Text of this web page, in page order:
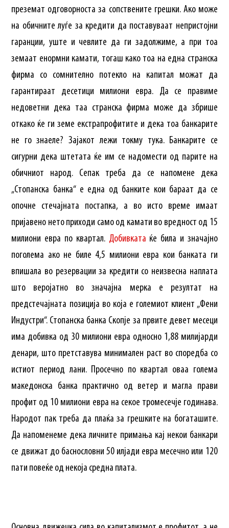
преземат одговорноста за сопствените грешки. Ако може
на обичните луѓе за кредити да поставуваат непристојни
гаранции, уште и чевлите да ги задолжиме, а при тоа
земаат енормни камати, тогаш како тоа на една странска
фирма со сомнително потекло на капитал можат да
гарантираат десетици милиони евра. Да се правиме
недоветни дека таа странска фирма може да збрише
откако ќе ги земе екстрапрофитите и дека тоа банкарите
не го знаеле? Зајакот лежи токму тука. Банкарите се
сигурни дека штетата ќе им се надомести од парите на
обичниот народ. Сепак треба да се напомене дека
„Стопанска банка“ е една од банките кои бараат да се
опочне стечајната постапка, а во исто време имаат
пријавенo нето приходи само од камати во вредност од 15
милиони евра по квартал. Добивката ќе била и значајно
поголема ако не биле 4,5 милиони евра кои банката ги
впишала во резервации за кредити со неизвесна наплата
што веројатно во значајна мерка е резултат на
предстечајната позиција во која е големиот клиент „Фени
Индустри“. Стопанска банка Скопје за првите девет месеци
има добивка од 30 милиони евра односно 1,88 милијарди
денари, што претставува минимален раст во споредба со
истиот период лани. Просечно по квартал оваа голема
македонска банка практично од ветер и магла прави
профит од 10 милиони евра на секое тромесечје годинава.
Народот пак треба да плаќа за грешките на богаташите.
Да напоменеме дека личните примања кај некои банкари
се движат до баснословни 50 илјади евра месечно или 120
пати повеќе од некоја средна плата.